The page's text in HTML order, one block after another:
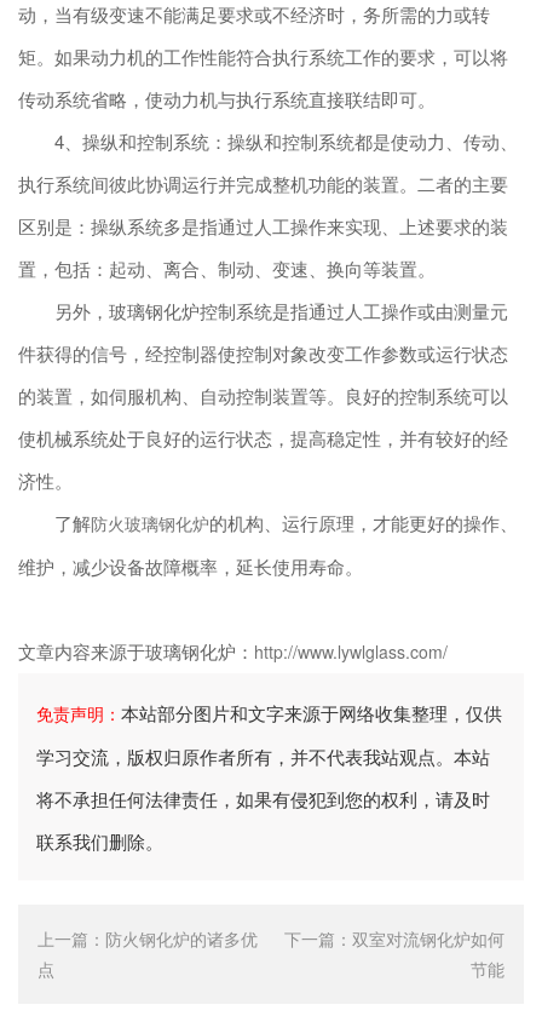
动，当有级变速不能满足要求或不经济时，务所需的力或转
矩。如果动力机的工作性能符合执行系统工作的要求，可以将
传动系统省略，使动力机与执行系统直接联结即可。
4、操纵和控制系统：操纵和控制系统都是使动力、传动、
执行系统间彼此协调运行并完成整机功能的装置。二者的主要
区别是：操纵系统多是指通过人工操作来实现、上述要求的装
置，包括：起动、离合、制动、变速、换向等装置。
另外，玻璃钢化炉控制系统是指通过人工操作或由测量元
件获得的信号，经控制器使控制对象改变工作参数或运行状态
的装置，如伺服机构、自动控制装置等。良好的控制系统可以
使机械系统处于良好的运行状态，提高稳定性，并有较好的经
济性。
了解防火玻璃钢化炉的机构、运行原理，才能更好的操作、
维护，减少设备故障概率，延长使用寿命。
文章内容来源于玻璃钢化炉： http://www.lywlglass.com/
免责声明： 本站部分图片和文字来源于网络收集整理，仅供
学习交流，版权归原作者所有，并不代表我站观点。本站
将不承担任何法律责任，如果有侵犯到您的权利，请及时
联系我们删除。
上一篇： 防火钢化炉的诸多优
点
下一篇： 双室对流钢化炉如何
节能